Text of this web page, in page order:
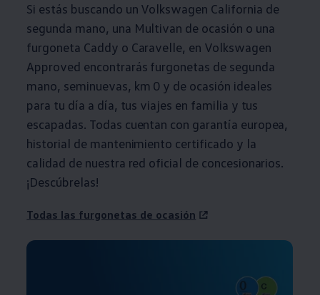
Si estás buscando un Volkswagen California de
segunda mano, una Multivan de ocasión o una
furgoneta Caddy o Caravelle, en Volkswagen
Approved encontrarás furgonetas de segunda
mano, seminuevas, km 0 y de ocasión ideales
para tu día a día, tus viajes en familia y tus
escapadas. Todas cuentan con garantía europea,
historial de mantenimiento certificado y la
calidad de nuestra red oficial de concesionarios.
¡Descúbrelas!
Todas las furgonetas de ocasión